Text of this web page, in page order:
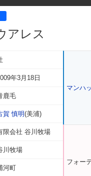
アレス
年3月18日
鹿毛
賀 慎明(美浦)
限会社 谷川牧場
川牧場
河町
マンハ
フォー